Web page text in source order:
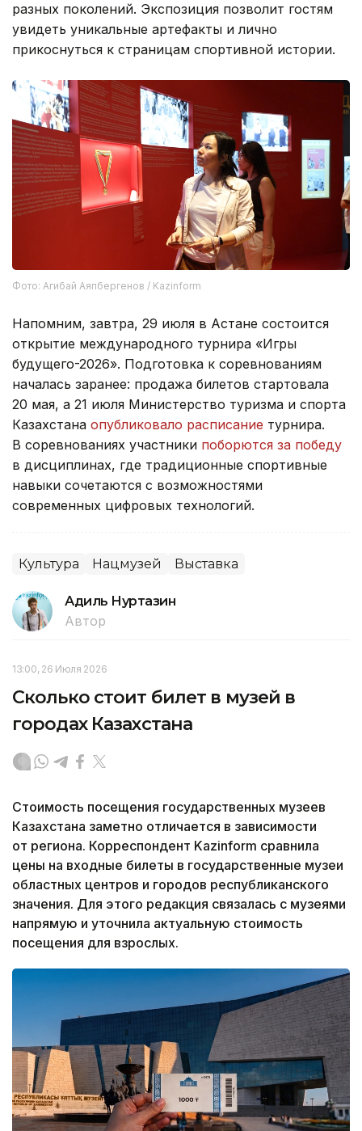
разных поколений. Экспозиция позволит гостям
увидеть уникальные артефакты и лично
прикоснуться к страницам спортивной истории.
Фото: Агибай Аяпбергенов / Kazinform
Напомним, завтра, 29 июля в Астане состоится
открытие международного турнира «Игры
будущего-2026». Подготовка к соревнованиям
началась заранее: продажа билетов стартовала
20 мая, а 21 июля Министерство туризма и спорта
Казахстана опубликовало расписание турнира.
В соревнованиях участники поборются за победу
в дисциплинах, где традиционные спортивные
навыки сочетаются с возможностями
современных цифровых технологий.
Культура Нацмузей Выставка
Адиль Нуртазин
Автор
13:00, 26 Июля 2026
Сколько стоит билет в музей в
городах Казахстана
Стоимость посещения государственных музеев
Казахстана заметно отличается в зависимости
от региона. Корреспондент Kazinform сравнила
цены на входные билеты в государственные музеи
областных центров и городов республиканского
значения. Для этого редакция связалась с музеями
напрямую и уточнила актуальную стоимость
посещения для взрослых.